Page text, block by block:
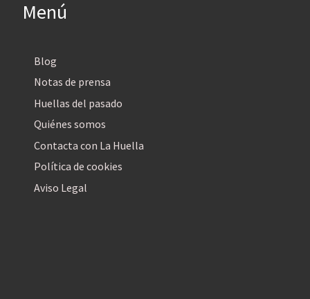
Menú
Blog
Notas de prensa
Huellas del pasado
Quiénes somos
Contacta con La Huella
Política de cookies
Aviso Legal